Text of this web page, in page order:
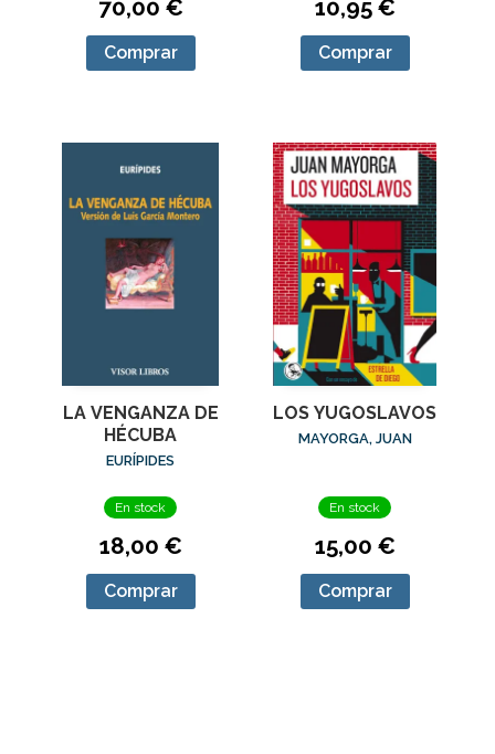
70,00 €
Comprar
10,95 €
Comprar
LA VENGANZA DE
HÉCUBA
EURÍPIDES
En stock
18,00 €
Comprar
LOS YUGOSLAVOS
MAYORGA, JUAN
En stock
15,00 €
Comprar